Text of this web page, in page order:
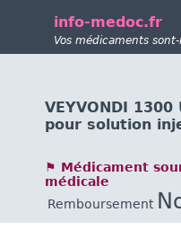
info-medoc.fr
Vos médicaments
VEYVONDI
pour solution
⚑ Médicament
médicale
Remboursement